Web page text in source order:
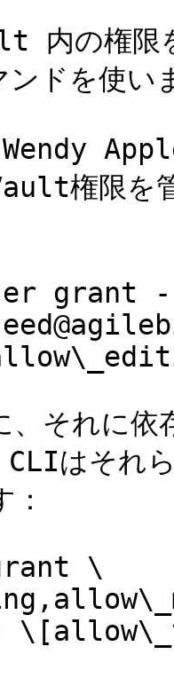
内の権
ドを使い
Wendy
権限を
grant
、それに依
はそれ
\